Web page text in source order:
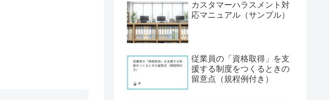
カスタマーハラスメント対
応マニュアル（サンプル）
従業員の「資格取得」を支
援する制度をつくるときの
留意点（規程例付き）